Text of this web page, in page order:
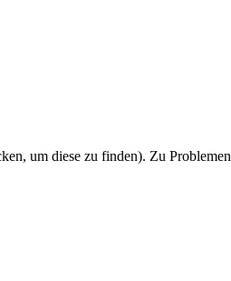
um diese zu finden). Zu